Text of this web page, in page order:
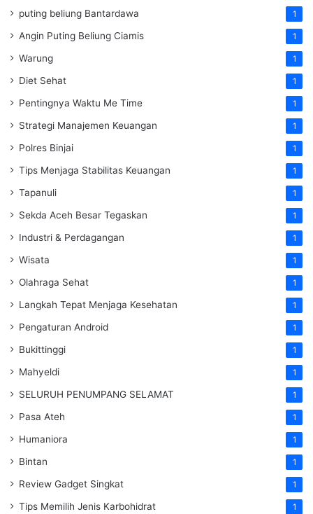
puting beliung Bantardawa 1
Angin Puting Beliung Ciamis 1
Warung 1
Diet Sehat 1
Pentingnya Waktu Me Time 1
Strategi Manajemen Keuangan 1
Polres Binjai 1
Tips Menjaga Stabilitas Keuangan 1
Tapanuli 1
Sekda Aceh Besar Tegaskan 1
Industri & Perdagangan 1
Wisata 1
Olahraga Sehat 1
Langkah Tepat Menjaga Kesehatan 1
Pengaturan Android 1
Bukittinggi 1
Mahyeldi 1
SELURUH PENUMPANG SELAMAT 1
Pasa Ateh 1
Humaniora 1
Bintan 1
Review Gadget Singkat 1
Tips Memilih Jenis Karbohidrat 1